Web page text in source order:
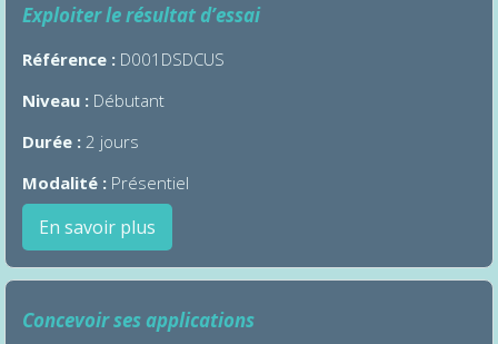
Exploiter le résultat d’essai
Référence : D001DSDCUS
Niveau : Débutant
Durée : 2 jours
Modalité : Présentiel
En savoir plus
Concevoir ses applications